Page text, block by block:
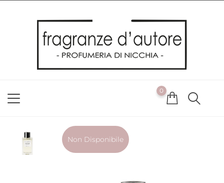
Utilizziamo i cookie per offrirti la migliore esperienza possibile
sul nostro sito web. Cliccando su OK, acconsenti alla nostra
politica sui cookie. Se desideri modificare le tue preferenze sui
cookie, puoi farlo
0
Non Disponibile